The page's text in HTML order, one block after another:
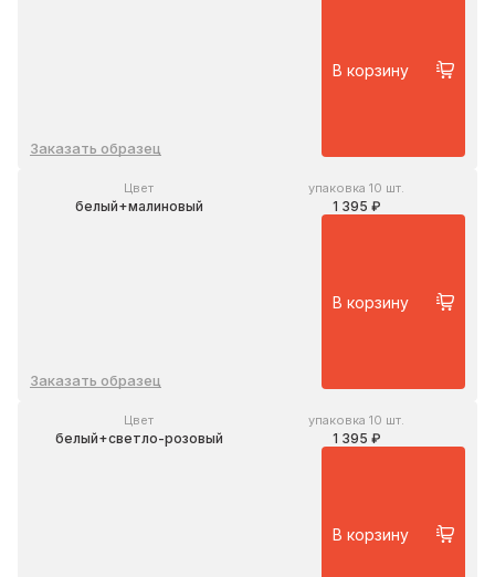
Заказать образец
В корзину
Цвет
белый+малиновый
упаковка 10 шт.
1 395 ₽
Заказать образец
В корзину
Цвет
белый+светло-розовый
упаковка 10 шт.
1 395 ₽
В корзину